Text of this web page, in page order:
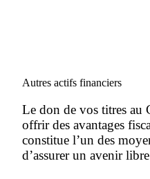
Autres actifs financiers
Le don de vos titres au
offrir des avantages
constitue l’un des
d’assurer un avenir